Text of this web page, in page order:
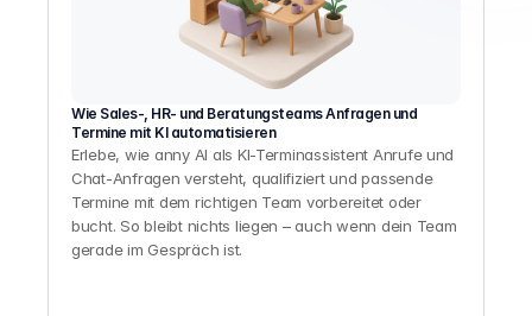
Wie Sales-, HR- und Beratungsteams Anfragen und
Termine mit KI automatisieren
Erlebe, wie anny AI als KI-Terminassistent Anrufe und
Chat-Anfragen versteht, qualifiziert und passende
Termine mit dem richtigen Team vorbereitet oder
bucht. So bleibt nichts liegen – auch wenn dein Team
gerade im Gespräch ist.